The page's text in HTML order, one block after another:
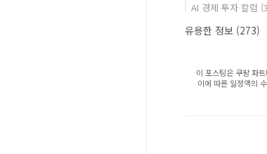
AI 경제 투자 칼럼
유용한 정보 (273)
이 포스팅은 쿠팡 파
이에 따른 일정액의